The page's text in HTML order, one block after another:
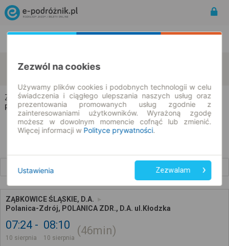
Ząbkowice Śląskie Polanica-Zdrój
Ząbkowice Śląskie → Polanica-Zdrój
Rozkład jazdy i bilety
ZĄBKOWICE ŚLĄSKIE, D.A.
Polanica-Zdrój, POLANICA ZDR., D.A. ul.Kłodzka
07:24
10 sierpnia
08:10
10 sierpnia
46min
Zezwól na cookies
Używamy plików cookies i podobnych technologii w celu
świadczenia i ciągłego ulepszania naszych usług oraz
prezentowania promowanych usług zgodnie z
zainteresowaniami użytkowników. Wyrażoną zgodę
możesz w dowolnym momencie cofnąć lub zmienić.
Więcej informacji w Polityce prywatności.
Ustawienia Zezwalam